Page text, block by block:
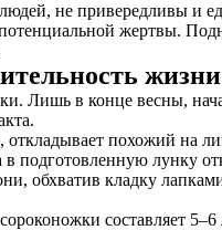
не привередливы и
жертвы.
жизни
Лишь в конце весны,
похожий на
подготовленную лунку
обхватив кладку
составляет 5–6